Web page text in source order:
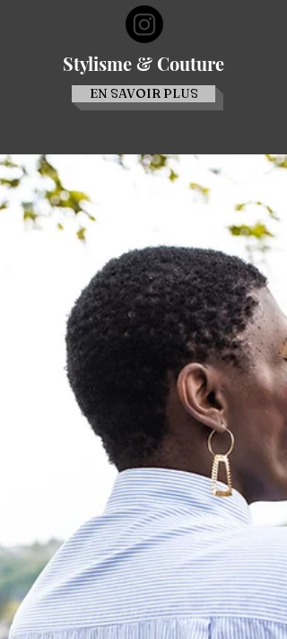
Stylisme & Couture
EN SAVOIR PLUS